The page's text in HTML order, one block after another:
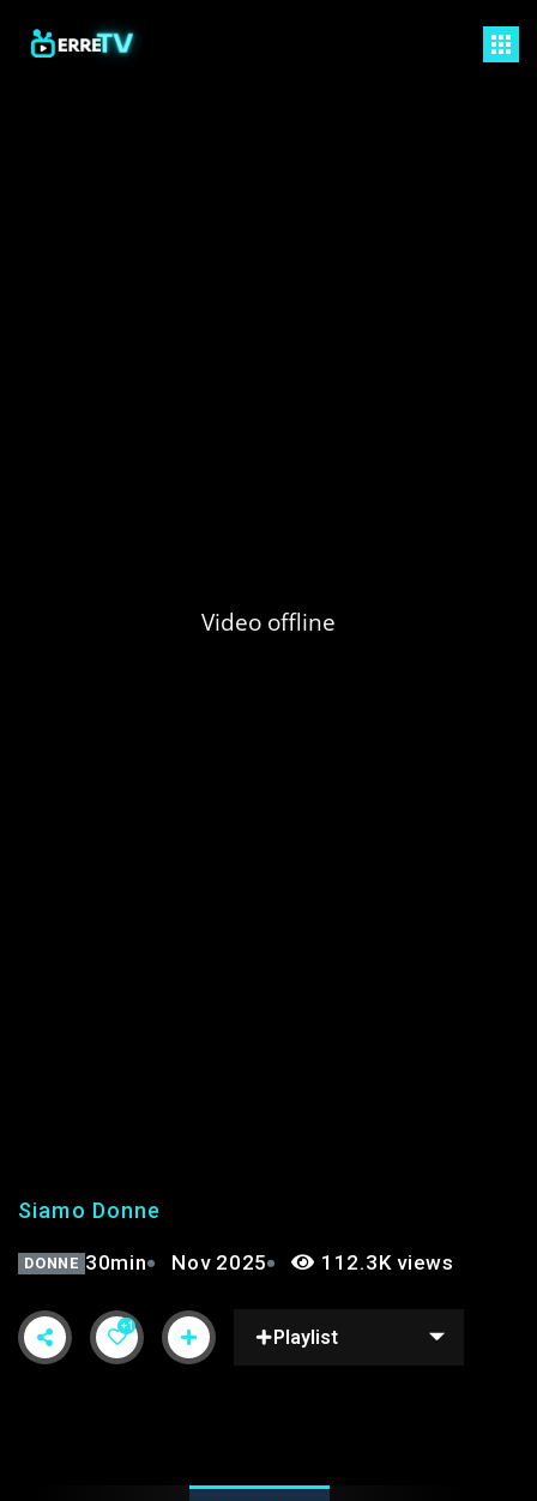
Siamo Donne
DONNE 30min Nov 2025 112.3K views
+1
Playlist